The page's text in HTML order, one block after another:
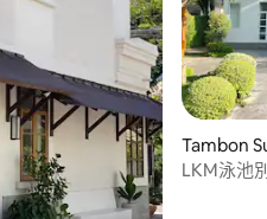
滿分 5 分） Tambon
LKM泳池